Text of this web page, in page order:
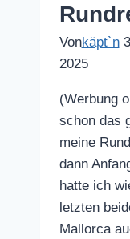
Vonkäpt`n
2025
(Werbung
schon das
meine
dann
hatte ich
letzten
Mallorca